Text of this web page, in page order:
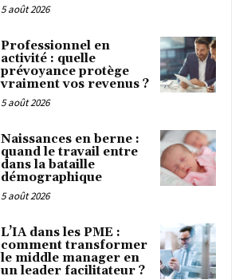
5 août 2026
Professionnel en
activité : quelle
prévoyance protège
vraiment vos revenus ?
5 août 2026
Naissances en berne :
quand le travail entre
dans la bataille
démographique
5 août 2026
L’IA dans les PME :
comment transformer
le middle manager en
un leader facilitateur ?